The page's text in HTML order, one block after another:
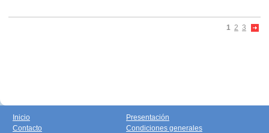
1 2 3
Inicio
Contacto
Presentación
Condiciones generales